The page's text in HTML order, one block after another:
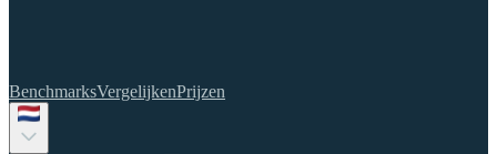
BenchmarksVergelijkenPrijzen